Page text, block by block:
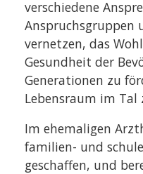
verschiedene
Anspruchsgruppen
vernetzen, das
Gesundheit der
Generationen zu
Lebensraum im Tal
Im ehemaligen
familien- und
geschaffen, und